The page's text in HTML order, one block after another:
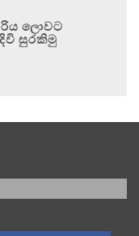
ලොවට
සුරකිමු